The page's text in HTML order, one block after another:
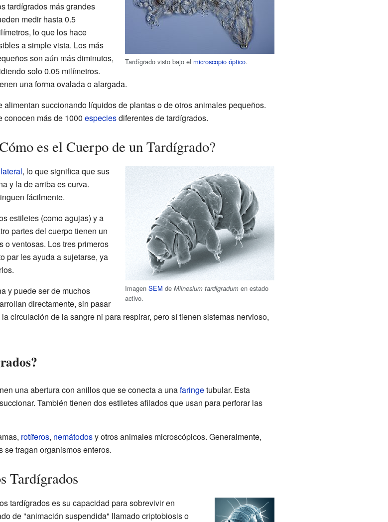
Tardígrado visto bajo el microscopio óptico.
tardígrados más grandes
medir hasta 0.5
lo que los hace
a simple vista. Los más
son aún más diminutos,
solo 0.05 milímetros.
una forma ovalada o alargada.
alimentan succionando líquidos de plantas o de otros animales pequeños.
conocen más de 1000 especiesdiferentes de tardígrados.
es el Cuerpo de un Tardígrado?
ImagenSEM deMilnesium tardigradum en estado
activo.
, lo que significa que sus
y la de arriba es curva.
fácilmente.
estiletes (como agujas) y a
partes del cuerpo tienen un
o ventosas. Los tres primeros
par les ayuda a sujetarse, ya
y puede ser de muchos
directamente, sin pasar
circulación de la sangre ni para respirar, pero sí tienen sistemas nervioso,
una abertura con anillos que se conecta a unafaringetubular. Esta
También tienen dos estiletes afilados que usan para perforar las
rotíferos, nemátodosy otros animales microscópicos. Generalmente,
tragan organismos enteros.
Tardígrados
tardígrados es su capacidad para sobrevivir en
de "animación suspendida" llamado criptobiosis o